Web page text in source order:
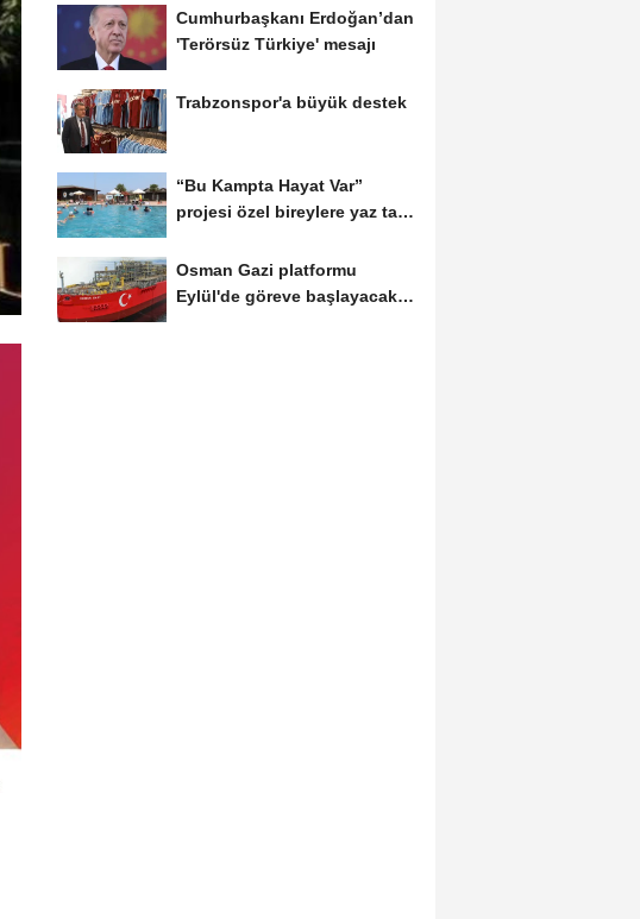
Cumhurbaşkanı Erdoğan’dan
'Terörsüz Türkiye' mesajı
Trabzonspor'a büyük destek
“Bu Kampta Hayat Var”
projesi özel bireylere yaz tatili
Osman Gazi platformu
Eylül'de göreve başlayacak...